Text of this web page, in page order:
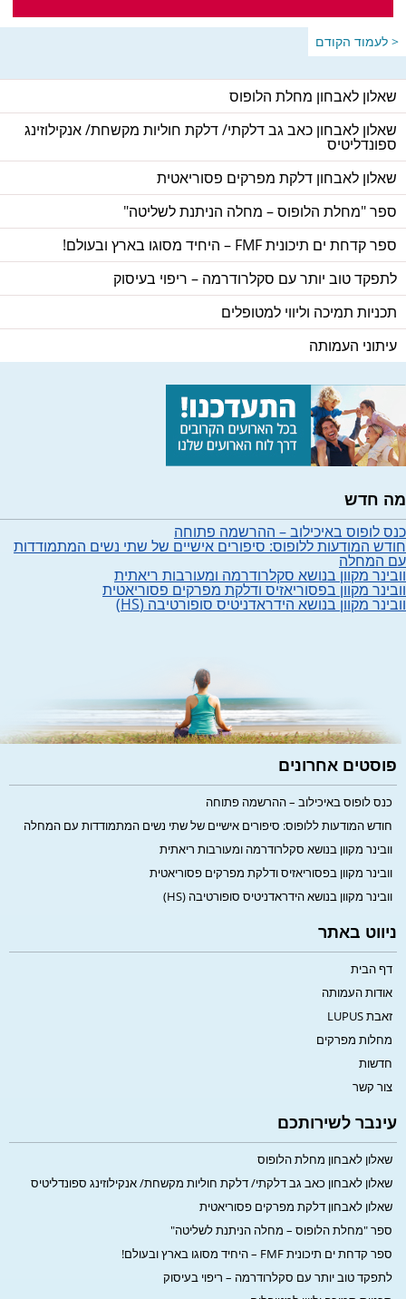
< לעמוד הקודם
שאלון לאבחון מחלת הלופוס
שאלון לאבחון כאב גב דלקתי/ דלקת חוליות מקשחת/ אנקילוזינג
ספונדליטיס
שאלון לאבחון דלקת מפרקים פסוריאטית
ספר "מחלת הלופוס – מחלה הניתנת לשליטה"
ספר קדחת ים תיכונית FMF – היחיד מסוגו בארץ ובעולם!
לתפקד טוב יותר עם סקלרודרמה – ריפוי בעיסוק
תכניות תמיכה וליווי למטופלים
עיתוני העמותה
מה חדש
כנס לופוס באיכילוב – ההרשמה פתוחה
חודש המודעות ללופוס: סיפורים אישיים של שתי נשים המתמודדות
עם המחלה
וובינר מקוון בנושא סקלרודרמה ומעורבות ריאתית
וובינר מקוון בפסוריאזיס ודלקת מפרקים פסוריאטית
וובינר מקוון בנושא הידראדניטיס סופורטיבה (HS)
פוסטים אחרונים
כנס לופוס באיכילוב – ההרשמה פתוחה
חודש המודעות ללופוס: סיפורים אישיים של שתי נשים המתמודדות עם המחלה
וובינר מקוון בנושא סקלרודרמה ומעורבות ריאתית
וובינר מקוון בפסוריאזיס ודלקת מפרקים פסוריאטית
וובינר מקוון בנושא הידראדניטיס סופורטיבה (HS)
ניווט באתר
דף הבית
אודות העמותה
זאבת LUPUS
מחלות מפרקים
חדשות
צור קשר
עינבר לשירותכם
שאלון לאבחון מחלת הלופוס
שאלון לאבחון כאב גב דלקתי/ דלקת חוליות מקשחת/ אנקילוזינג ספונדליטיס
שאלון לאבחון דלקת מפרקים פסוריאטית
ספר "מחלת הלופוס – מחלה הניתנת לשליטה"
ספר קדחת ים תיכונית FMF – היחיד מסוגו בארץ ובעולם!
לתפקד טוב יותר עם סקלרודרמה – ריפוי בעיסוק